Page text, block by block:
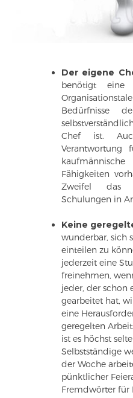
Der eigene
benötigt eine
Bedürfnisse
Chef ist.
Verantwortung
Fähigkeiten
Zweifel das
Schulungen in
Keine
wunderbar, sich
einteilen zu
jederzeit eine
freinehmen,
jeder, der schon
gearbeitet hat,
eine
geregelten
ist es höchst
Selbstständige
der Woche
pünktlicher
Fremdwörter für